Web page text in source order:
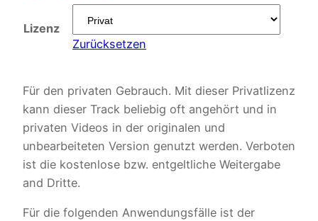
Lizenz
Zurücksetzen
Für den privaten Gebrauch. Mit dieser Privatlizenz
kann dieser Track beliebig oft angehört und in
privaten Videos in der originalen und
unbearbeiteten Version genutzt werden. Verboten
ist die kostenlose bzw. entgeltliche Weitergabe
and Dritte.
Für die folgenden Anwendungsfälle ist der